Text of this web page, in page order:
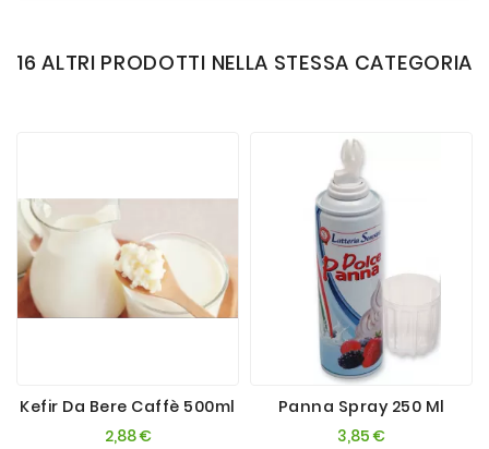
16 ALTRI PRODOTTI NELLA STESSA CATEGORIA
Kefir Da Bere Caffè 500ml
2,88 €Prezzo
Panna Spray 250 Ml
3,85 €Prezzo